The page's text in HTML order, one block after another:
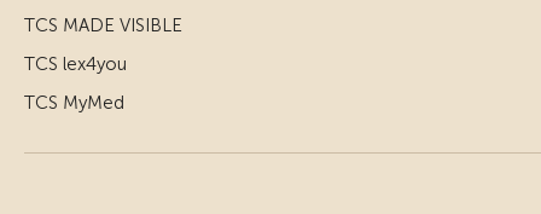
TCS MADE VISIBLE
TCS lex4you
TCS MyMed